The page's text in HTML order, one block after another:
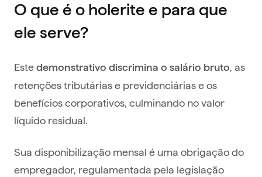
O que é o holerite e para que
ele serve?
Este demonstrativo discrimina o salário bruto, as
retenções tributárias e previdenciárias e os
benefícios corporativos, culminando no valor
líquido residual.
Sua disponibilização mensal é uma obrigação do
empregador, regulamentada pela legislação